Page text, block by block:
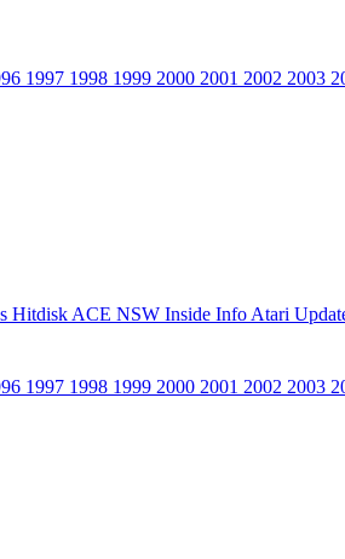
1997 1998 1999 2000 2001 2002 2003
Hitdisk ACE NSW Inside Info Atari
1997 1998 1999 2000 2001 2002 2003